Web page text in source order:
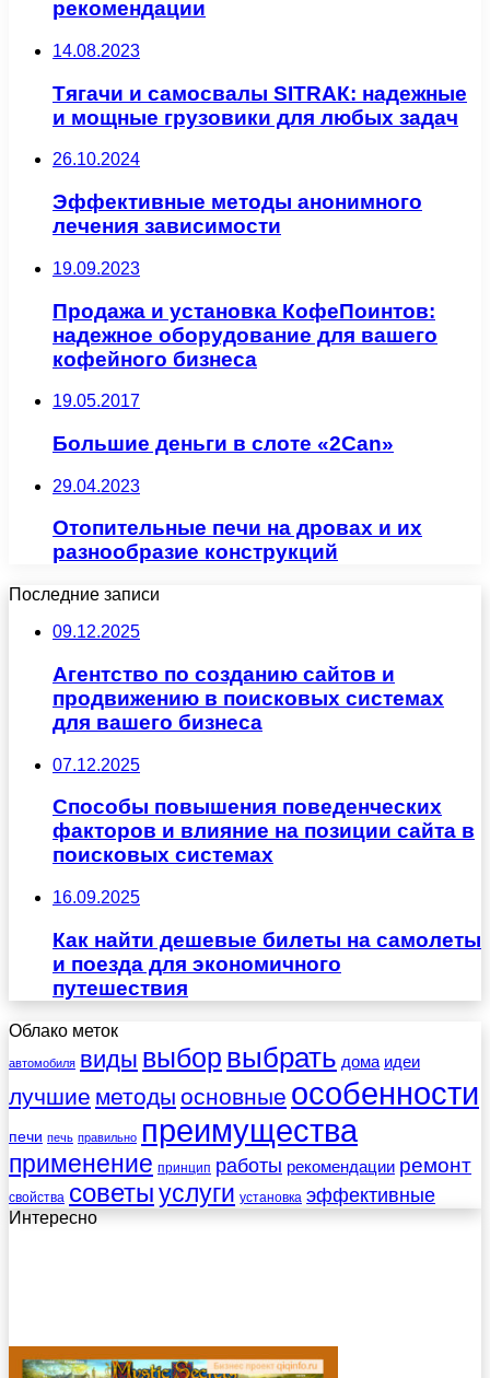
рекомендации
14.08.2023
Тягачи и самосвалы SITRAК: надежные
и мощные грузовики для любых задач
26.10.2024
Эффективные методы анонимного
лечения зависимости
19.09.2023
Продажа и установка КофеПоинтов:
надежное оборудование для вашего
кофейного бизнеса
19.05.2017
Большие деньги в слоте «2Can»
29.04.2023
Отопительные печи на дровах и их
разнообразие конструкций
Последние записи
09.12.2025
Агентство по созданию сайтов и
продвижению в поисковых системах
для вашего бизнеса
07.12.2025
Способы повышения поведенческих
факторов и влияние на позиции сайта в
поисковых системах
16.09.2025
Как найти дешевые билеты на самолеты
и поезда для экономичного
путешествия
Облако меток
автомобиля виды выбор выбрать дома идеи
лучшие методы основные особенности
печи печь правильно преимущества
применение принцип работы рекомендации ремонт
свойства советыуслуги установка эффективные
Интересно